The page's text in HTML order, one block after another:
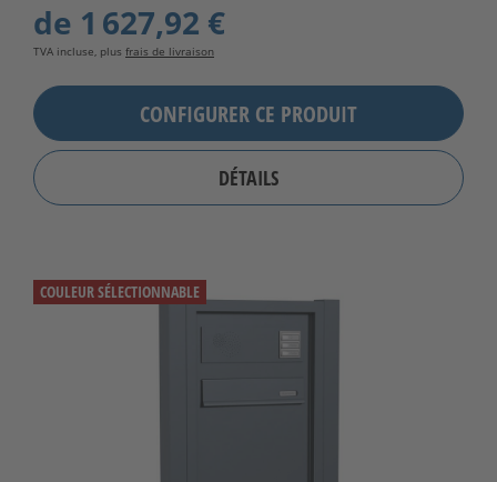
de 1 627,92 €
TVA incluse, plus frais de livraison
CONFIGURER CE PRODUIT
DÉTAILS
COULEUR SÉLECTIONNABLE